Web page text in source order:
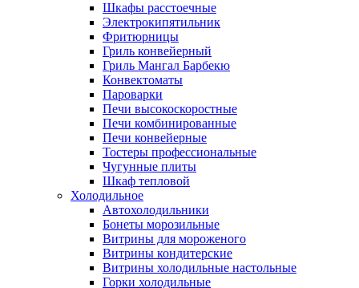
Шкафы расстоечные
Электрокипятильник
Фритюрницы
Гриль конвейерный
Гриль Мангал Барбекю
Конвектоматы
Пароварки
Печи высокоскоростные
Печи комбинированные
Печи конвейерные
Тостеры профессиональные
Чугунные плиты
Шкаф тепловой
Холодильное
Автохолодильники
Бонеты морозильные
Витрины для мороженого
Витрины кондитерские
Витрины холодильные настольные
Горки холодильные